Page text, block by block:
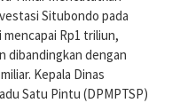
Situbondo pada
Rp1 triliun,
dibandingkan dengan
Kepala Dinas
Satu Pintu (DPMPTSP)